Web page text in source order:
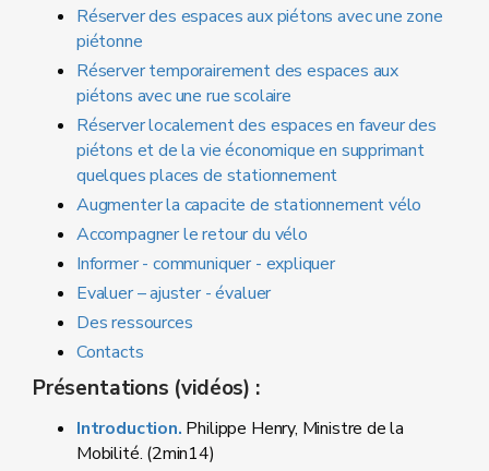
Réserver des espaces aux piétons avec une zone
piétonne
Réserver temporairement des espaces aux
piétons avec une rue scolaire
Réserver localement des espaces en faveur des
piétons et de la vie économique en supprimant
quelques places de stationnement
Augmenter la capacite de stationnement vélo
Accompagner le retour du vélo
Informer - communiquer - expliquer
Evaluer – ajuster - évaluer
Des ressources
Contacts
Présentations (vidéos) :
Introduction. Philippe Henry, Ministre de la
Mobilité. (2min14)